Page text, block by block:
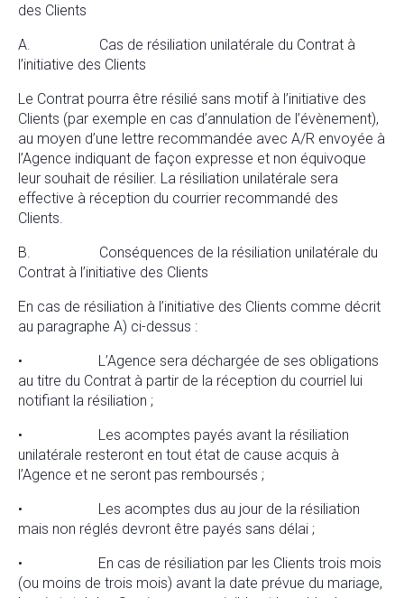
des Clients
A. Cas de résiliation unilatérale du Contrat à
l’initiative des Clients
Le Contrat pourra être résilié sans motif à l’initiative des
Clients (par exemple en cas d’annulation de l’évènement),
au moyen d’une lettre recommandée avec A/R envoyée à
l’Agence indiquant de façon expresse et non équivoque
leur souhait de résilier. La résiliation unilatérale sera
effective à réception du courrier recommandé des
Clients.
B. Conséquences de la résiliation unilatérale du
Contrat à l’initiative des Clients
En cas de résiliation à l’initiative des Clients comme décrit
au paragraphe A) ci-dessus :
• L’Agence sera déchargée de ses obligations
au titre du Contrat à partir de la réception du courriel lui
notifiant la résiliation ;
• Les acomptes payés avant la résiliation
unilatérale resteront en tout état de cause acquis à
l’Agence et ne seront pas remboursés ;
• Les acomptes dus au jour de la résiliation
mais non réglés devront être payés sans délai ;
• En cas de résiliation par les Clients trois mois
(ou moins de trois mois) avant la date prévue du mariage,